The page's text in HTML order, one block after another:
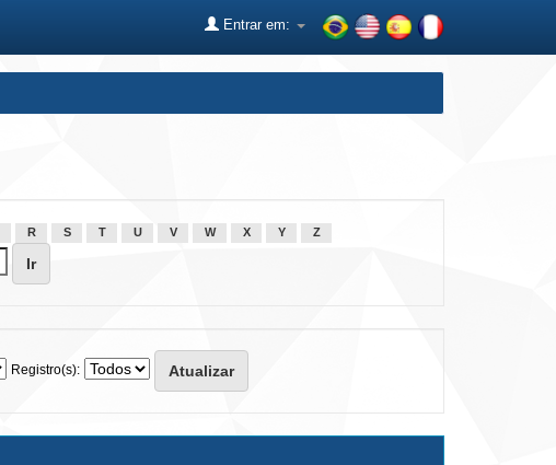
Entrar em:
R S T U V W X Y Z
Registro(s):